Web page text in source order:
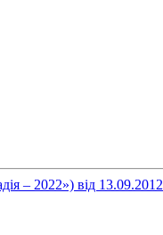
– 2022») від 13.09.2012